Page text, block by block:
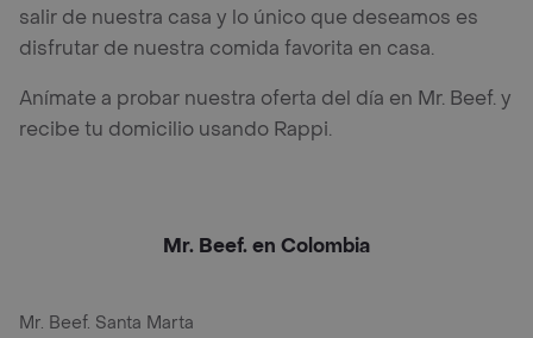
salir de nuestra casa y lo único que deseamos es
disfrutar de nuestra comida favorita en casa.
Anímate a probar nuestra oferta del día en Mr. Beef. y
recibe tu domicilio usando Rappi.
Mr. Beef. en Colombia
Mr. Beef. Santa Marta